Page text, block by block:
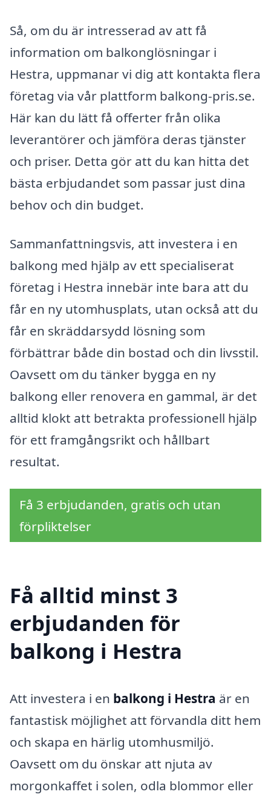
Så, om du är intresserad av att få
information om balkonglösningar i
Hestra, uppmanar vi dig att kontakta flera
företag via vår plattform balkong-pris.se.
Här kan du lätt få offerter från olika
leverantörer och jämföra deras tjänster
och priser. Detta gör att du kan hitta det
bästa erbjudandet som passar just dina
behov och din budget.
Sammanfattningsvis, att investera i en
balkong med hjälp av ett specialiserat
företag i Hestra innebär inte bara att du
får en ny utomhusplats, utan också att du
får en skräddarsydd lösning som
förbättrar både din bostad och din livsstil.
Oavsett om du tänker bygga en ny
balkong eller renovera en gammal, är det
alltid klokt att betrakta professionell hjälp
för ett framgångsrikt och hållbart
resultat.
Få 3 erbjudanden, gratis och utan
förpliktelser
Få alltid minst 3
erbjudanden för
balkong i Hestra
Att investera i en balkong i Hestra är en
fantastisk möjlighet att förvandla ditt hem
och skapa en härlig utomhusmiljö.
Oavsett om du önskar att njuta av
morgonkaffet i solen, odla blommor eller